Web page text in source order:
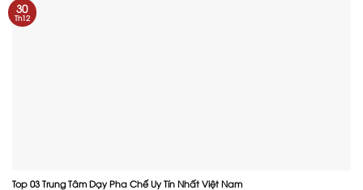
Top 03 Trung Tâm Dạy Pha Chế Uy Tín Nhất Việt Nam
30
Th12